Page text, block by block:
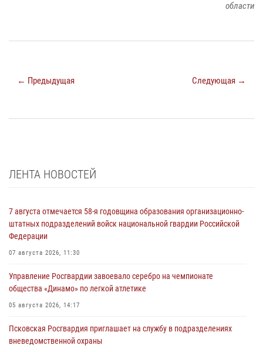
области
← Предыдущая Следующая →
ЛЕНТА НОВОСТЕЙ
7 августа отмечается 58-я годовщина образования организационно-
штатных подразделений войск национальной гвардии Российской
Федерации
07 августа 2026, 11:30
Управление Росгвардии завоевало серебро на чемпионате
общества «Динамо» по легкой атлетике
05 августа 2026, 14:17
Псковская Росгвардия приглашает на службу в подразделениях
вневедомственной охраны